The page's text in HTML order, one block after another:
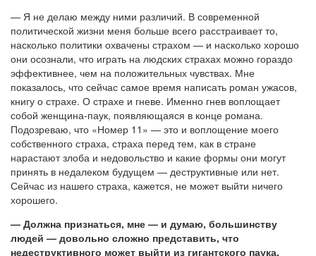
— Я не делаю между ними различий. В современной
политической жизни меня больше всего расстраивает то,
насколько политики охвачены страхом — и насколько хорошо
они осознали, что играть на людских страхах можно гораздо
эффективнее, чем на положительных чувствах. Мне
показалось, что сейчас самое время написать роман ужасов,
книгу о страхе. О страхе и гневе. Именно гнев воплощает
собой женщина-паук, появляющаяся в конце романа.
Подозреваю, что «Номер 11» — это и воплощение моего
собственного страха, страха перед тем, как в стране
нарастают злоба и недовольство и какие формы они могут
принять в недалеком будущем — деструктивные или нет.
Сейчас из нашего страха, кажется, не может выйти ничего
хорошего.
— Должна признаться, мне — и думаю, большинству
людей — довольно сложно представить, что
недеструктивного может выйти из гигантского паука.